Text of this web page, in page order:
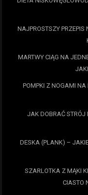
NAJPROSTSZY PRZEPIS
MARTWY CIĄG NA
POMPKI Z NOGAMI NA
JAK DOBRAĆ STRÓJ
DESKA (PLANK) –
SZARLOTKA Z MĄKI
CIASTO